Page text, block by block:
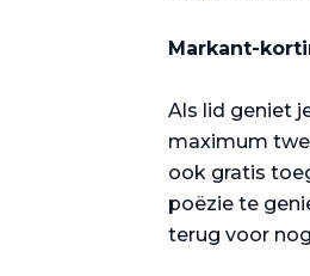
Markant-
Als lid geniet
maximum
ook gratis
poëzie te
terug voor